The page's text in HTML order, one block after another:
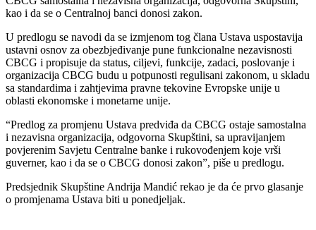
kao i da se o Centralnoj banci donosi zakon.
U predlogu se navodi da se izmjenom tog člana Ustava uspostavija
ustavni osnov za obezbjeđivanje pune funkcionalne nezavisnosti
CBCG i propisuje da status, ciljevi, funkcije, zadaci, poslovanje i
organizacija CBCG budu u potpunosti regulisani zakonom, u skladu
sa standardima i zahtjevima pravne tekovine Evropske unije u
oblasti ekonomske i monetarne unije.
“Predlog za promjenu Ustava predviđa da CBCG ostaje samostalna
i nezavisna organizacija, odgovorna Skupštini, sa upravijanjem
povjerenim Savjetu Centralne banke i rukovođenjem koje vrši
guverner, kao i da se o CBCG donosi zakon”, piše u predlogu.
Predsjednik Skupštine Andrija Mandić rekao je da će prvo glasanje
o promjenama Ustava biti u ponedjeljak.